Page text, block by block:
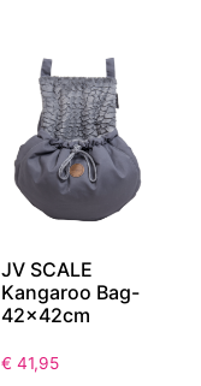
JV SCALE
Kangaroo Bag-
42x42cm
€ 41,95